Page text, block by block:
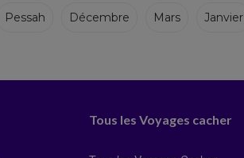
Pessah Décembre Mars Janvier
Tous les Voyages cacher